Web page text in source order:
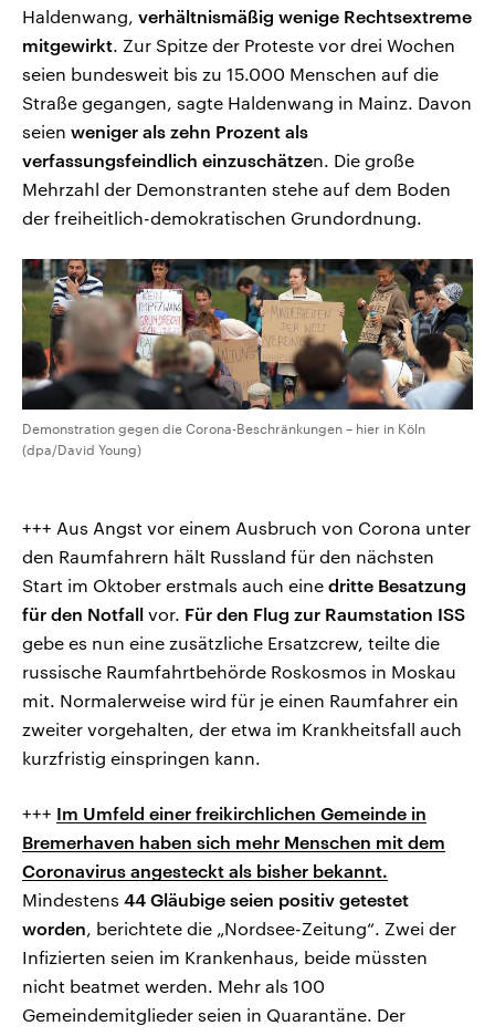
Haldenwang, verhältnismäßig wenige Rechtsextreme
mitgewirkt. Zur Spitze der Proteste vor drei Wochen
seien bundesweit bis zu 15.000 Menschen auf die
Straße gegangen, sagte Haldenwang in Mainz. Davon
seien weniger als zehn Prozent als
verfassungsfeindlich einzuschätzen. Die große
Mehrzahl der Demonstranten stehe auf dem Boden
der freiheitlich-demokratischen Grundordnung.
Demonstration gegen die Corona-Beschränkungen – hier in Köln
(dpa/David Young)
+++ Aus Angst vor einem Ausbruch von Corona unter
den Raumfahrern hält Russland für den nächsten
Start im Oktober erstmals auch eine dritte Besatzung
für den Notfall vor. Für den Flug zur Raumstation ISS
gebe es nun eine zusätzliche Ersatzcrew, teilte die
russische Raumfahrtbehörde Roskosmos in Moskau
mit. Normalerweise wird für je einen Raumfahrer ein
zweiter vorgehalten, der etwa im Krankheitsfall auch
kurzfristig einspringen kann.
+++ Im Umfeld einer freikirchlichen Gemeinde in
Bremerhaven haben sich mehr Menschen mit dem
Coronavirus angesteckt als bisher bekannt.
Mindestens 44 Gläubige seien positiv getestet
worden, berichtete die „Nordsee-Zeitung“. Zwei der
Infizierten seien im Krankenhaus, beide müssten
nicht beatmet werden. Mehr als 100
Gemeindemitglieder seien in Quarantäne. Der